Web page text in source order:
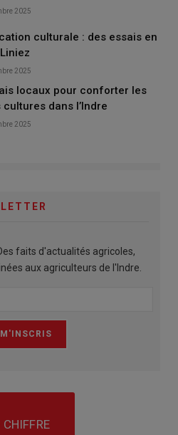
2025
culturale : des essais en
2025
locaux pour conforter les
cultures dans l’Indre
2025
faits d'actualités agricoles,
aux agriculteurs de l'Indre.
CHIFFRE